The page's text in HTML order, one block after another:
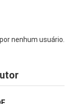
nenhum usuário.